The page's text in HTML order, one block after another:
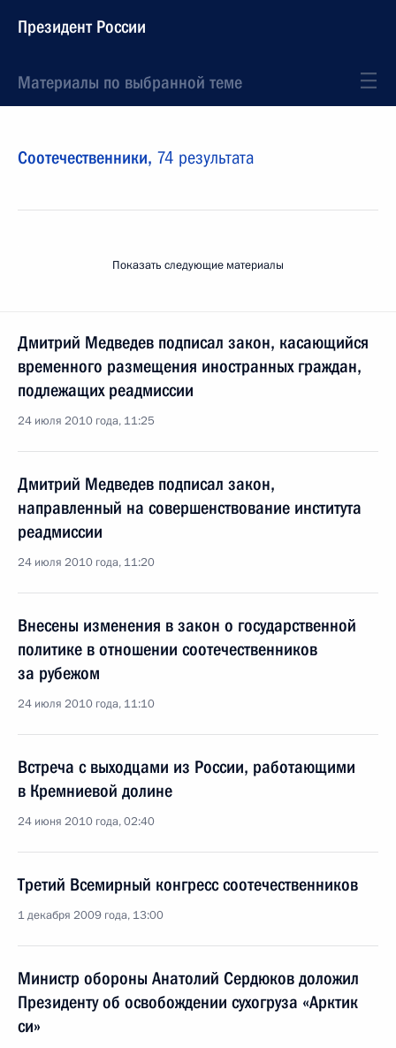
Президент России
Материалы по выбранной теме
Соотечественники, 74 результата
Показать следующие материалы
Дмитрий Медведев подписал закон, касающийся
временного размещения иностранных граждан,
подлежащих реадмиссии
24 июля 2010 года, 11:25
Дмитрий Медведев подписал закон,
направленный на совершенствование института
реадмиссии
24 июля 2010 года, 11:20
Внесены изменения в закон о государственной
политике в отношении соотечественников
за рубежом
24 июля 2010 года, 11:10
Встреча с выходцами из России, работающими
в Кремниевой долине
24 июня 2010 года, 02:40
Третий Всемирный конгресс соотечественников
1 декабря 2009 года, 13:00
Министр обороны Анатолий Сердюков доложил
Президенту об освобождении сухогруза «Арктик
си»